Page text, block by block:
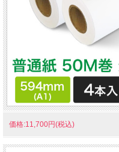
価格:11,700円(税込)